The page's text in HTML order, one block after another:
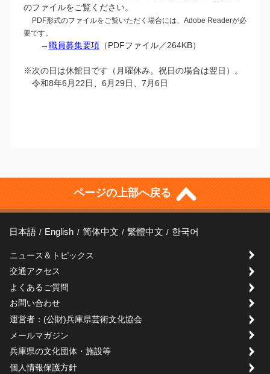
のファイルをご覧ください。
PDF形式のファイルをご覧いただく場合には、Adobe Readerが必
要です。
→職員募集要項（PDFファイル／264KB）
※次の日は休館日です（月曜休み。祝日の場合は翌日）。
令和8年6月22日、6月29日、7月6日
ページの上部へ戻る
日本語 English 简体中文 繁體中文 한국어
ニュース＆トピックス
交通アクセス
よくあるご質問
お問い合わせ
運営者：(公財)兵庫県芸術文化協会
メールマガジン
兵庫県の文化団体・施設等
個人情報保護方針